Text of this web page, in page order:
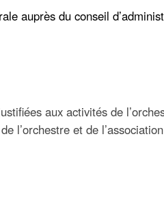
auprès du conseil
aux activités de
l’orchestre et de